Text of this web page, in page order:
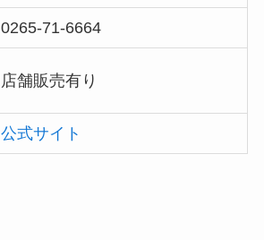
0265-71-6664
店舗販売有り
公式サイト